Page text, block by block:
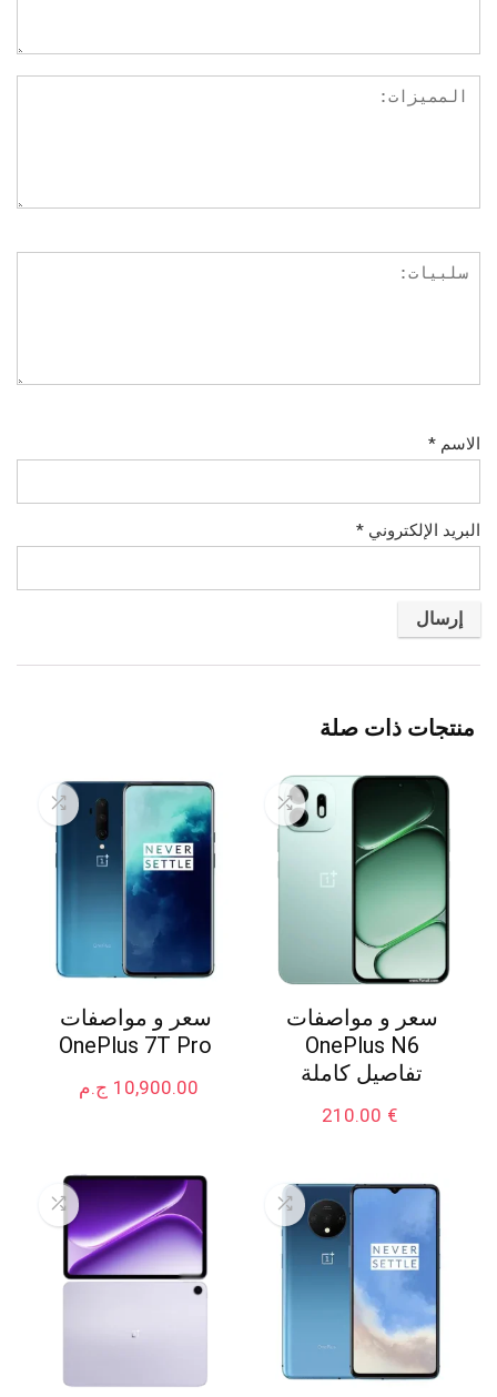
الاسم *
البريد الإلكتروني *
منتجات ذات صلة
سعر و مواصفات
OnePlus N6
تفاصيل كاملة
€
210.00
سعر و مواصفات
OnePlus 7T Pro
ج.م 10,900.00